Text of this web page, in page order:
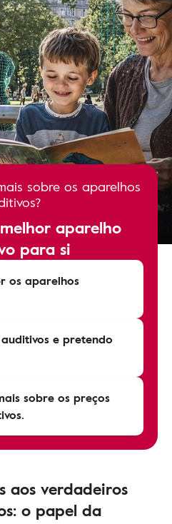
sobre os aparelhos
aparelho
para si
os aparelhos
e pretendo
sobre os preços
aos verdadeiros
o papel da